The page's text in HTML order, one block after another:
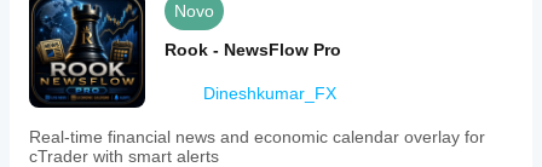
Novo
Rook - NewsFlow Pro
Dineshkumar_FX
Real-time financial news and economic calendar overlay for
cTrader with smart alerts